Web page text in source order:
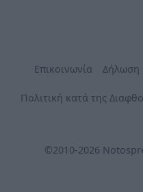
Επικοινωνία Δήλωση
Πολιτική κατά της
©2010-2026